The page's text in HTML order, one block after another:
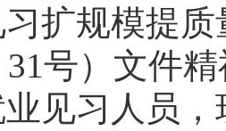
扩规模提
号） 文件
见习人员，